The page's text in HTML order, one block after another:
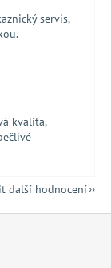
servis,
kvalita,
další hodnocení